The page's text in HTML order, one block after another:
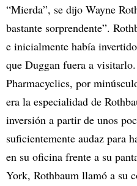
“Mierda”, se dijo Wayne
bastante sorprendente”.
e inicialmente había
que Duggan fuera a
Pharmacyclics, por
era la especialidad de
inversión a partir de unos
suficientemente audaz para
en su oficina frente a su
York, Rothbaum llamó a su